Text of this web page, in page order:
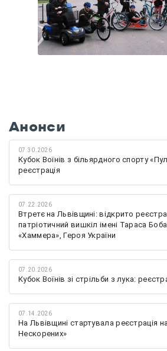
Анонси
07.30.2026
Кубок Воїнів з більярдного спорту
реєстрація
07.22.2026
Втретє на Львівщині: відкрито
патріотичний вишкіл імені Тараса
«Хаммера», Героя України
07.20.2026
Кубок Воїнів зі стрільби з лука:
07.14.2026
На Львівщині стартувала реєстрація
Нескорених»